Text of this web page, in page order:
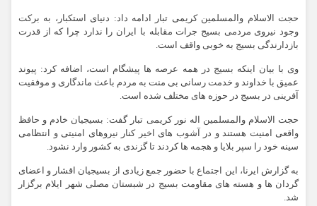
حجت الاسلام والمسلمین کریمی تبار ادامه داد: دنیای استکبار، به برکت
وجود نیروی مردمی بسیج جرات مقابله با ایران را ندارد چرا که از قدرت
بازدارندگی بسیج به خوبی واقف است.
وی با بیان اینکه بسیج در همه عرصه ها پیشگام است، اضافه کرد: پیوند
عمیق با خداوند و خدمت رسانی بی منت به مردم باعث ماندگاری و موفقیت
آفرینی در بسیج در حوزه های مختلف شده است.
حجت الاسلام والمسلمین اله نور کریمی تبار گفت: بسیجیان خادم و حافظ
واقعی امنیت هستند و در آشوب های اخیر کنار نیروهای امنیتی و انتظامی
سینه خود را سپر بلایا و هجمه ها کردند تا گزندی به کشور وارد نشود.
به گزارش ایرنا، این اجتماع با حضور جمع زیادی از بسیجیان اقشار و اعضای
گردان ها و هسته های مقاومت بسیج در شبستان مصلی شهر ایلام برگزار
شد.